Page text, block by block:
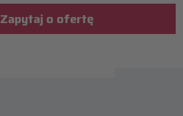
Zapytaj o ofertę